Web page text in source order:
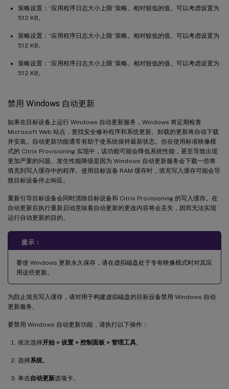
策略设置：“应用程序日志大小上限”策略。相对较低的值。可以考虑设置为
512 KB。
策略设置：“应用程序日志大小上限”策略。相对较低的值。可以考虑设置为
512 KB。
策略设置：“应用程序日志大小上限”策略。相对较低的值。可以考虑设置为
512 KB。
禁用 Windows 自动更新
如果在目标设备上运行 Windows 自动更新服务，Windows 将定期检查
Microsoft Web 站点，查找安全修补程序和系统更新。卸载的更新将自动下载
并安装。自动更新功能通常有助于使系统保持最新状态。但在使用标准映像模
式的 Citrix Provisioning 实现中，该功能可能会降低系统性能，甚至导致出现
更加严重的问题。发生性能降级是因为 Windows 自动更新服务会下载一些将
填充到写入缓存中的程序。使用目标设备 RAM 缓存时，填充写入缓存可能会导
致目标设备停止响应。
重新引导目标设备会同时清除目标设备和 Citrix Provisioning 的写入缓存。在
自动更新后执行重新启动意味着自动更新的更改内容将会丢失，因而无法实现
运行自动更新的目的。
提示：
要使 Windows 更新永久保存，请在虚拟磁盘处于专有映像模式时对其应
用这些更新。
为防止填充写入缓存，请对用于构建虚拟磁盘的目标设备禁用 Windows 自动
更新服务。
要禁用 Windows 自动更新功能，请执行以下操作：
依次选择开始 > 设置 > 控制面板 > 管理工具。
选择系统。
单击自动更新选项卡。